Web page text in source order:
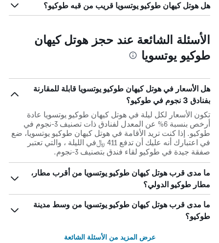
هل هوتل كيهان طوكيو يوتسويا قريب من قبه طوكيو؟
الأسئلة الشائعة عند حجز هوتل كيهان
طوكيو يوتسويا
هل الأسعار في هوتل كيهان طوكيو يوتسويا قابلة للمقارنة
بفنادق 3 نجوم في طوكيو؟
تكون الأسعار لكل ليلة في هوتل كيهان طوكيو يوتسويا عادة
أرخص بنسبة 6% عن المعدل لفنادق ذات تصنيف 3-نجوم في
طوكيو. إذا كنت تريد الأقامة في هوتل كيهان طوكيو يوتسويا، ضع
في اعتبارك أنه عليك أن تدفع 411 ﷼في الليلة ، والتي تعتبر
صفقة جيدة في طوكيو لقاء فندق بتصنيف 3-نجوم.
ما مدى قرب هوتل كيهان طوكيو يوتسويا من أقرب مطار،
مطار طوكيو الدولي؟
ما مدى قرب هوتل كيهان طوكيو يوتسويا من وسط مدينة
طوكيو؟
عرض المزيد من الأسئلة الشائعة